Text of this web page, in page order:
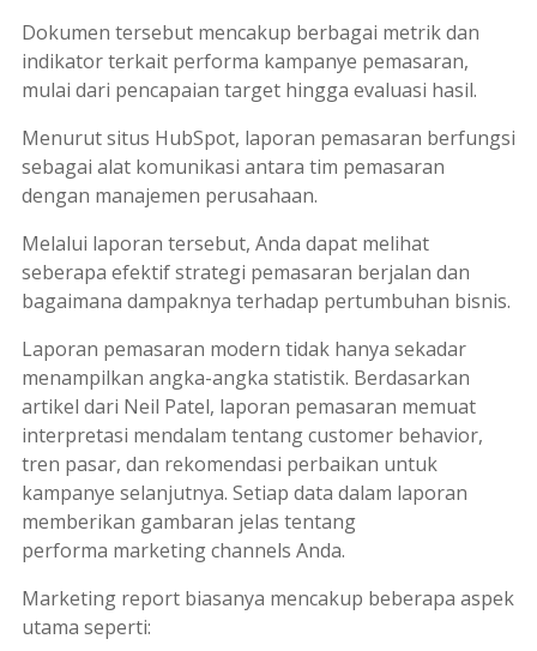
Dokumen tersebut mencakup berbagai metrik dan
indikator terkait performa kampanye pemasaran,
mulai dari pencapaian target hingga evaluasi hasil.
Menurut situs HubSpot, laporan pemasaran berfungsi
sebagai alat komunikasi antara tim pemasaran
dengan manajemen perusahaan.
Melalui laporan tersebut, Anda dapat melihat
seberapa efektif strategi pemasaran berjalan dan
bagaimana dampaknya terhadap pertumbuhan bisnis.
Laporan pemasaran modern tidak hanya sekadar
menampilkan angka-angka statistik. Berdasarkan
artikel dari Neil Patel, laporan pemasaran memuat
interpretasi mendalam tentangcustomer behavior,
tren pasar, dan rekomendasi perbaikan untuk
kampanye selanjutnya. Setiap data dalam laporan
memberikan gambaran jelas tentang
performa marketing channels Anda.
Marketing reportbiasanya mencakup beberapa aspek
utama seperti: